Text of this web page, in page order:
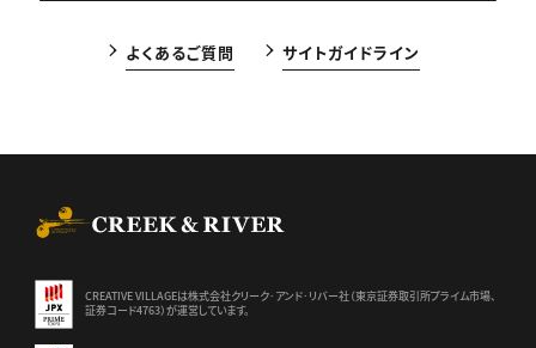
よくあるご質問 サイトガイドライン
CREATIVE VILLAGEは株式会社クリーク･アンド･リバー社（東京証券取引所プライム市場、
証券コード4763）が運営しています。